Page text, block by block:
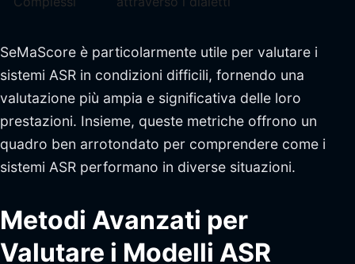
SeMaScore è particolarmente utile per valutare i
sistemi ASR in condizioni difficili, fornendo una
valutazione più ampia e significativa delle loro
prestazioni. Insieme, queste metriche offrono un
quadro ben arrotondato per comprendere come i
sistemi ASR performano in diverse situazioni.
Metodi Avanzati per
Valutare i Modelli ASR